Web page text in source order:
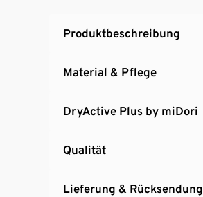
Produktbeschreibung
Material & Pflege
DryActive Plus by miDori
Qualität
Lieferung & Rücksendung